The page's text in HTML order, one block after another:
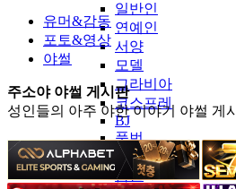
일반인
연예인
서양
모델
그라비아
코스프레
BJ
품번
후방주의
움짤
유머&감동
포토&영상
야썰
주소야 야썰 게시판
성인들의 아주 야한 이야기 야썰 게